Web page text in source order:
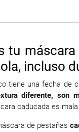
tu
incluso
tiene una fecha de
diferente, son
caducada es
de pestañas